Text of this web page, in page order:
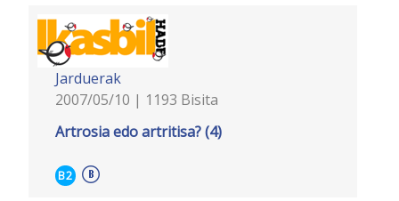
Jarduerak
2007/05/10 | 1193 Bisita
Artrosia edo artritisa? (4)
B2